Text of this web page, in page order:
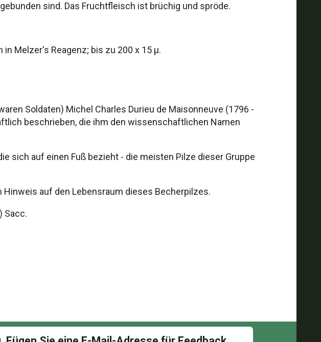
sind. Das Fruchtfleisch ist brüchig und spröde.
Melzer's Reagenz; bis zu 200 x 15 µ.
Soldaten) Michel Charles Durieu de Maisonneuve (1796 -
beschrieben, die ihm den wissenschaftlichen Namen
sich auf einen Fuß bezieht - die meisten Pilze dieser Gruppe
auf den Lebensraum dieses Becherpilzes.
Sacc.